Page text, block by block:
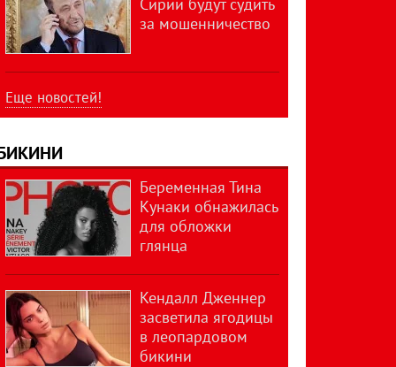
за мошенничество
Еще новостей!
Беременная Тина
Кунаки обнажилась
для обложки
глянца
Кендалл Дженнер
засветила ягодицы
в леопардовом
бикини